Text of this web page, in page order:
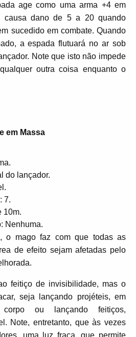
age como uma arma +4 em
causa dano de 5 a 20 quando
sucedido em combate. Quando
a espada flutuará no ar sob
Note que isto não impede
outra coisa enquanto o
em Massa
do lançador.
7.
10m.
Nenhuma.
o mago faz com que todas as
de efeito sejam afetadas pelo
feitiço de invisibilidade, mas o
seja lançando projéteis, em
ou lançando feitiços,
Note, entretanto, que às vezes
uma luz fraca, que permite